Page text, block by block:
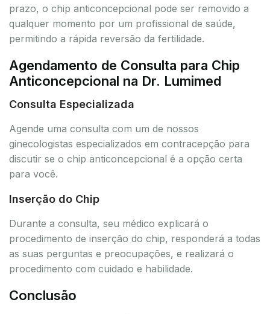
prazo, o chip anticoncepcional pode ser removido a
qualquer momento por um profissional de saúde,
permitindo a rápida reversão da fertilidade.
Agendamento de Consulta para Chip
Anticoncepcional na Dr. Lumimed
Consulta Especializada
Agende uma consulta com um de nossos
ginecologistas especializados em contracepção para
discutir se o chip anticoncepcional é a opção certa
para você.
Inserção do Chip
Durante a consulta, seu médico explicará o
procedimento de inserção do chip, responderá a todas
as suas perguntas e preocupações, e realizará o
procedimento com cuidado e habilidade.
Conclusão